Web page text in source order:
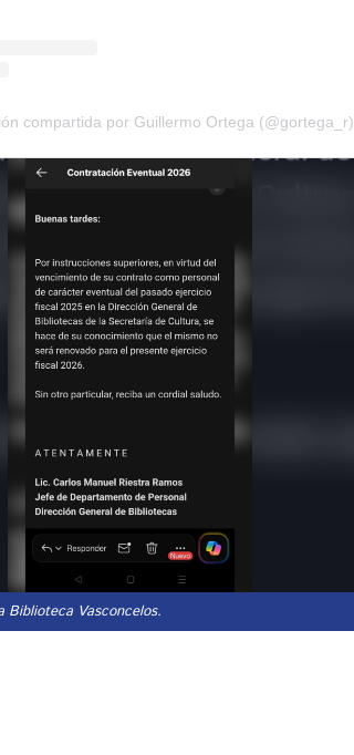
compartida por Guillermo Ortega (@gortega_r)
Biblioteca Vasconcelos.